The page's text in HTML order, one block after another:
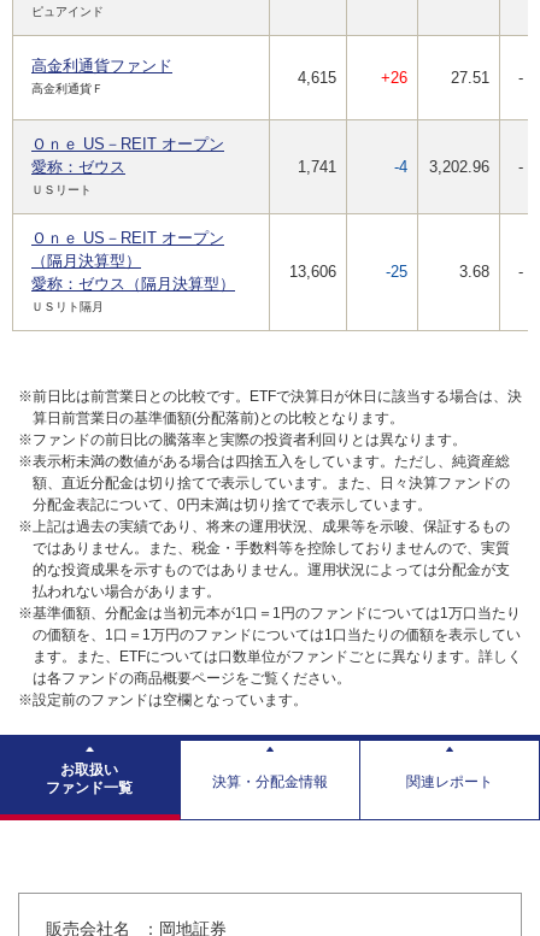
ピュアインド
高金利通貨ファンド
高金利通貨Ｆ
4,615 +26 27.51 -
Ｏｎｅ US－REIT オープン
愛称：ゼウス
ＵＳリート
1,741 -4 3,202.96 -
Ｏｎｅ US－REIT オープン
（隔月決算型）
愛称：ゼウス（隔月決算型）
ＵＳリト隔月
13,606 -25 3.68 -
※前日比は前営業日との比較です。ETFで決算日が休日に該当する場合は、決
算日前営業日の基準価額(分配落前)との比較となります。
※ファンドの前日比の騰落率と実際の投資者利回りとは異なります。
※表示桁未満の数値がある場合は四捨五入をしています。ただし、純資産総
額、直近分配金は切り捨てで表示しています。また、日々決算ファンドの
分配金表記について、0円未満は切り捨てで表示しています。
※上記は過去の実績であり、将来の運用状況、成果等を示唆、保証するもの
ではありません。また、税金・手数料等を控除しておりませんので、実質
的な投資成果を示すものではありません。運用状況によっては分配金が支
払われない場合があります。
※基準価額、分配金は当初元本が1口＝1円のファンドについては1万口当たり
の価額を、1口＝1万円のファンドについては1口当たりの価額を表示してい
ます。また、ETFについては口数単位がファンドごとに異なります。詳しく
は各ファンドの商品概要ページをご覧ください。
※設定前のファンドは空欄となっています。
お取扱い
ファンド一覧
決算・分配金情報 関連レポート
販売会社名
：岡地証券